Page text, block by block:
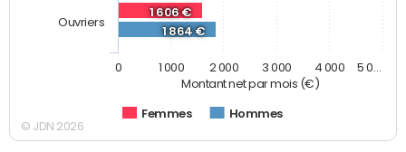
Montant net par mois (€)
1 606 €
1 864 €
Femmes Hommes
Ouvriers
0 1 000 2 000 3 000 4 000 5 0…
© JDN 2026